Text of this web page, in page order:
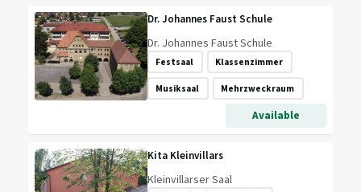
Dr. Johannes Faust Schule
Dr. Johannes Faust Schule
Festsaal Klassenzimmer
Musiksaal Mehrzweckraum
Available
Kita Kleinvillars
Kleinvillarser Saal